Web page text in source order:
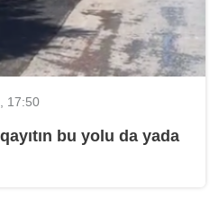
17:50
bu yolu da yada